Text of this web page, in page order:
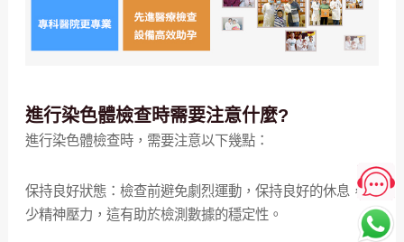
進行染色體檢查時需要注意什麼?
進行染色體檢查時，需要注意以下幾點：
保持良好狀態：檢查前避免劇烈運動，保持良好的休息，減
少精神壓力，這有助於檢測數據的穩定性。